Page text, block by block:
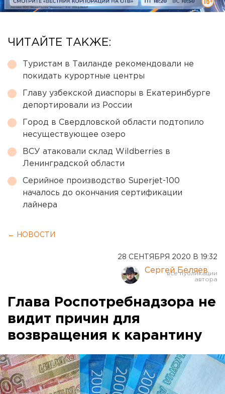
ЧИТАЙТЕ ТАКЖЕ:
Туристам в Таиланде рекомендовали не
покидать курортные центры
Главу узбекской диаспоры в Екатеринбурге
депортировали из России
Город в Свердловской области подтопило
несуществующее озеро
ВСУ атаковали склад Wildberries в
Ленинградской области
Серийное производство Superjet-100
началось до окончания сертификации
лайнера
← НОВОСТИ
28 СЕНТЯБРЯ 2020 В 19:32
Сергей Беляев
Глава Роспотребнадзора не
видит причин для
возвращения к карантину